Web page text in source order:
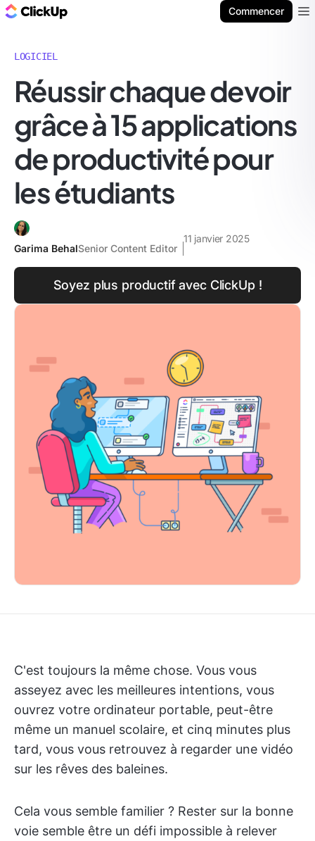
Commencer
LOGICIEL
Réussir chaque devoir
grâce à 15 applications
de productivité pour
les étudiants
Garima BehalSenior Content Editor
11 janvier 2025
Soyez plus productif avec ClickUp !
C'est toujours la même chose. Vous vous
asseyez avec les meilleures intentions, vous
ouvrez votre ordinateur portable, peut-être
même un manuel scolaire, et cinq minutes plus
tard, vous vous retrouvez à regarder une vidéo
sur les rêves des baleines.
Cela vous semble familier ? Rester sur la bonne
voie semble être un défi impossible à relever